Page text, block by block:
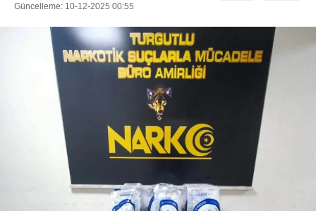
WhatsApp İhbar Hattı
Facebook
Güncelleme: 10-12-2025 00:55